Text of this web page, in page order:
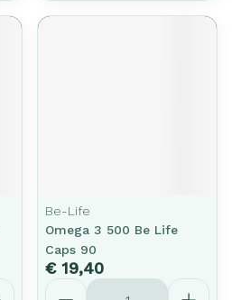
Be-Life
Omega 3 500 Be Life
Caps 90
€ 19,40
Aantal